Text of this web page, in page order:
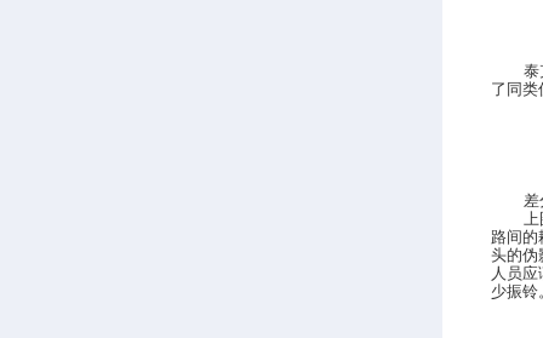
泰
了同类
上
路间的
头的伪
人员
少振铃